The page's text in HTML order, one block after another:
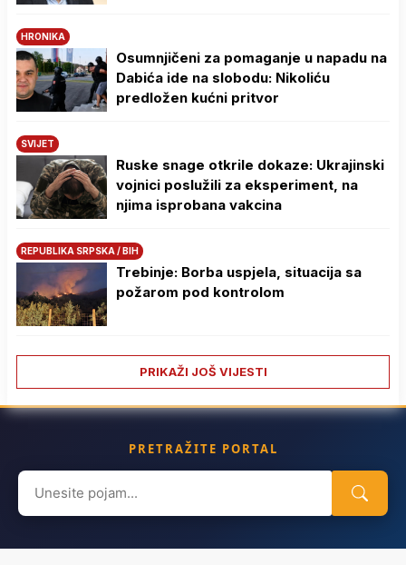
HRONIKA
Osumnjičeni za pomaganje u napadu na
Dabića ide na slobodu: Nikoliću
predložen kućni pritvor
SVIJET
Ruske snage otkrile dokaze: Ukrajinski
vojnici poslužili za eksperiment, na
njima isprobana vakcina
REPUBLIKA SRPSKA / BIH
Trebinje: Borba uspjela, situacija sa
požarom pod kontrolom
PRIKAŽI JOŠ VIJESTI
PRETRAŽITE PORTAL
Search
for: